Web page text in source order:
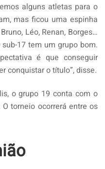
alguns atletas para o
mas ficou uma espinha
Léo, Renan, Borges…
17 tem um grupo bom.
é que conseguir
conquistar o título”, disse.
o grupo 19 conta com o
torneio ocorrerá entre os